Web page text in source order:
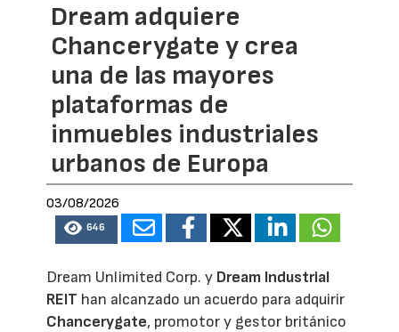
Dream adquiere
Chancerygate y crea
una de las mayores
plataformas de
inmuebles industriales
urbanos de Europa
03/08/2026
646
Dream Unlimited Corp. y Dream Industrial
REIT han alcanzado un acuerdo para adquirir
Chancerygate, promotor y gestor británico